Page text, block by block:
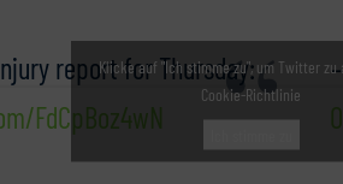
report for Thursday:
FdCpBoz4wN
Klicke auf "Ich stimme zu", um Twitter
Cookie-Richtlinie